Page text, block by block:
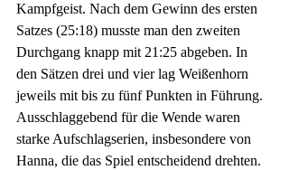
Kampfgeist. Nach dem Gewinn des ersten
Satzes (25:18) musste man den zweiten
Durchgang knapp mit 21:25 abgeben. In
den Sätzen drei und vier lag Weißenhorn
jeweils mit bis zu fünf Punkten in Führung.
Ausschlaggebend für die Wende waren
starke Aufschlagserien, insbesondere von
Hanna, die das Spiel entscheidend drehten.